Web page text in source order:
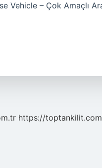
Vehicle – Çok Amaçlı
https://